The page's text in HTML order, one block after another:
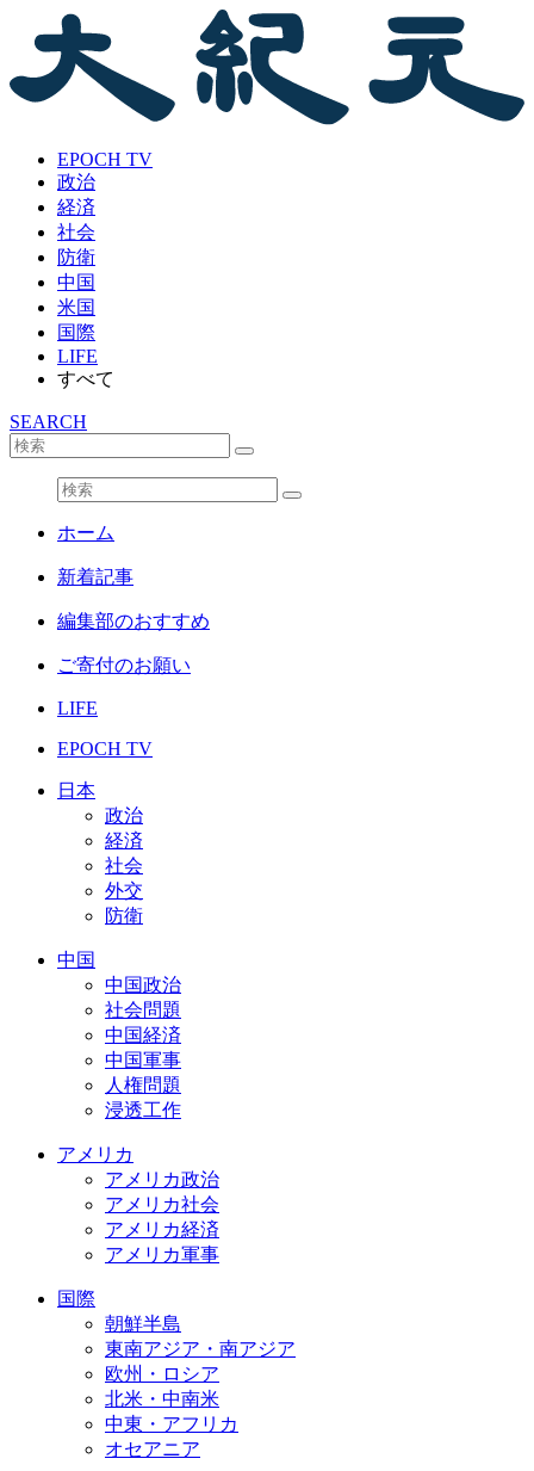
EPOCH TV
政治
経済
社会
防衛
中国
米国
国際
LIFE
すべて
SEARCH
ホーム
新着記事
編集部のおすすめ
ご寄付のお願い
LIFE
EPOCH TV
日本
政治
経済
社会
外交
防衛
中国
中国政治
社会問題
中国経済
中国軍事
人権問題
浸透工作
アメリカ
アメリカ政治
アメリカ社会
アメリカ経済
アメリカ軍事
国際
朝鮮半島
東南アジア・南アジア
欧州・ロシア
北米・中南米
中東・アフリカ
オセアニア